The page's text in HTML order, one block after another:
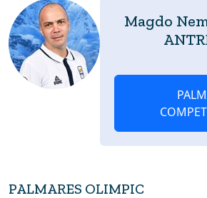
Magdo
PALMARES OLIMPIC